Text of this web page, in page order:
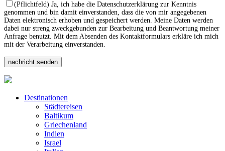
(Pflichtfeld) Ja, ich habe die Datenschutzerklärung zur Kenntnis
genommen und bin damit einverstanden, dass die von mir angegebenen
Daten elektronisch erhoben und gespeichert werden. Meine Daten werden
dabei nur streng zweckgebunden zur Bearbeitung und Beantwortung meiner
Anfrage benutzt. Mit dem Absenden des Kontaktformulars erkläre ich mich
mit der Verarbeitung einverstanden.
Destinationen
Städtereisen
Baltikum
Griechenland
Indien
Israel